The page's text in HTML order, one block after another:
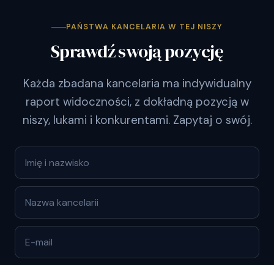
PAŃSTWA KANCELARIA W TEJ NISZY
Sprawdź swoją pozycję
Każda zbadana kancelaria ma indywidualny
raport widoczności, z dokładną pozycją w
niszy, lukami i konkurentami. Zapytaj o swój.